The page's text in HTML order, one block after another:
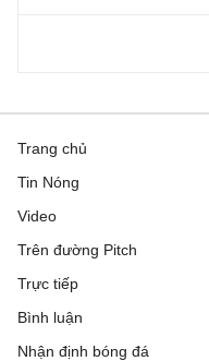
Trang chủ
Tin Nóng
Video
Trên đường Pitch
Trực tiếp
Bình luận
Nhận định bóng đá